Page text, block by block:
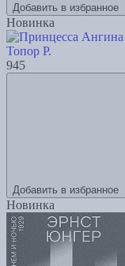
Добавить в избранное
Новинка
Топор Р.
945
Добавить в избранное
Новинка